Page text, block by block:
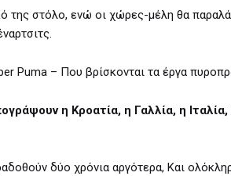
της στόλο, ενώ οι χώρες-μέλη θα
Puma – Που βρίσκονται τα έργα
η Κροατία, η Γαλλία, η
δύο χρόνια αργότερα, Και